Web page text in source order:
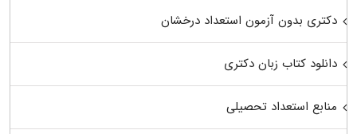
دکتری بدون آزمون استعداد درخشان
دانلود کتاب زبان دکتری
منابع استعداد تحصیلی